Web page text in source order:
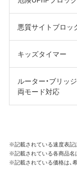
悪質サイトブロッ
キッズタイマー
ルーター・ブリッジ
両モード対応
※記載されている速度表記
※記載されている各商品名
※記載されている価格は、